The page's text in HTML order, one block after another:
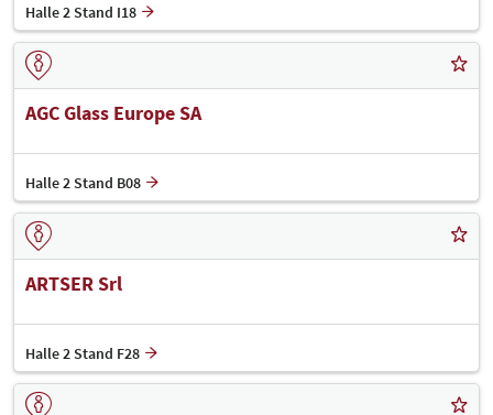
Halle 2 Stand I18
AGC Glass Europe SA
Halle 2 Stand B08
ARTSER Srl
Halle 2 Stand F28